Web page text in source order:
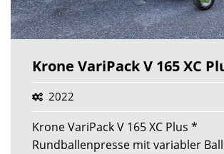
Krone VariPack V 165 XC
2022
Krone VariPack V 165 XC Plus *
Rundballenpresse mit variabler